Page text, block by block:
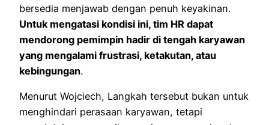
bersedia menjawab dengan penuh keyakinan.
Untuk mengatasi kondisi ini, tim HR dapat
mendorong pemimpin hadir di tengah karyawan
yang mengalami frustrasi, ketakutan, atau
kebingungan.
Menurut Wojciech, Langkah tersebut bukan untuk
menghindari perasaan karyawan, tetapi